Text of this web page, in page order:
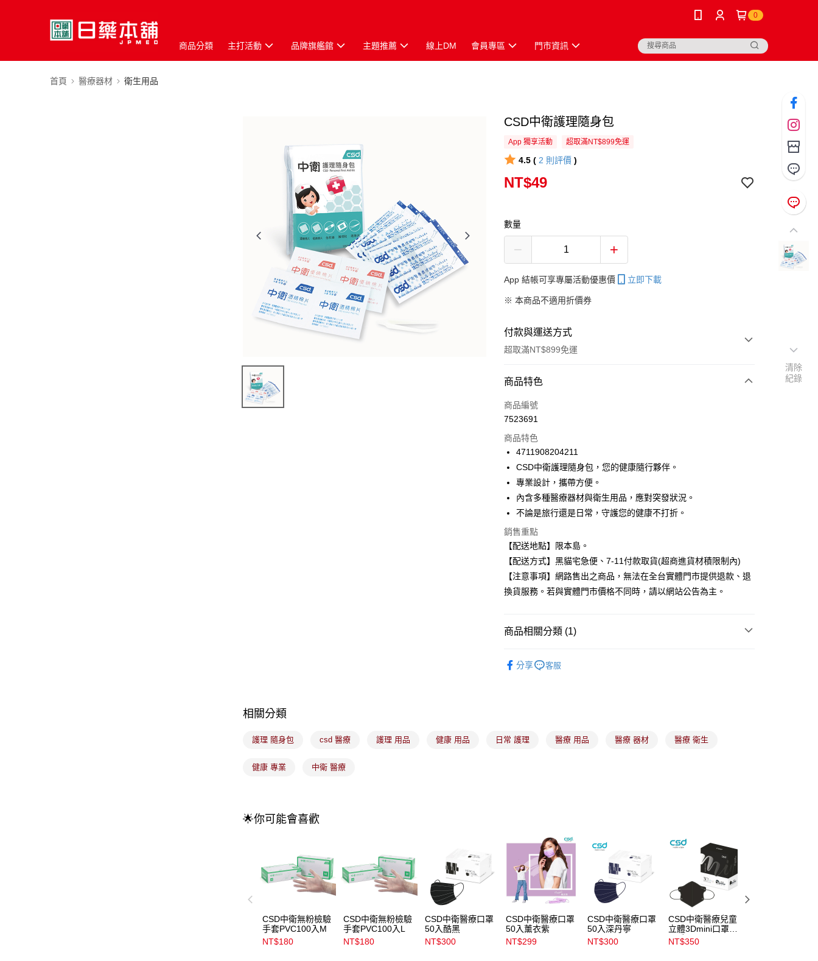
0
商品分類 主打活動 品牌旗艦館 主題推薦 線上DM 會員專區 門市資訊
首頁 醫療器材 衛生用品
CSD中衛護理隨身包
App 獨享活動 超取滿NT$899免運
4.5 ( 2 則評價 )
NT$49
數量
App 結帳可享專屬活動優惠價 立即下載
※ 本商品不適用折價券
付款與運送方式
超取滿NT$899免運
付款方式
信用卡一次付款
LINE Pay
Apple Pay
街口支付
悠遊付
Google Pay
全盈+PAY
大哥付你分期
相關說明
2.付款方式選擇「大哥付你分期」，訂單成立後會自動跳轉到大哥付的交易
3.實際核准額度、可分期數及費用金額請依後續交易確認頁面所載為準。
2.透過簡訊連結打開帳單後，可選擇「超商條碼／台灣大直營門市／銀行轉
用，由本公司與您本人進行分期帳單所需資料之確認、核對及更正。
3.完整用戶服務條款，請詳閱以下連結：
https://oppay.tw/userRule
運送方式
每筆NT$100，滿NT$899(含以上)免運費
每筆NT$100，滿NT$899(含以上)免運費
宅配(離島)
每筆NT$300，滿NT$3,000(含以上)免運費
付款後門市自取
每筆NT$100，滿NT$399(含以上)免運費
商品特色
商品編號
7523691
商品特色
4711908204211
CSD中衛護理隨身包，您的健康隨行夥伴。
專業設計，攜帶方便。
內含多種醫療器材與衛生用品，應對突發狀況。
不論是旅行還是日常，守護您的健康不打折。
銷售重點
【配送地點】限本島。
【配送方式】黑貓宅急便、7-11付款取貨(超商進貨材積限制內)
【注意事項】網路售出之商品，無法在全台實體門市提供退款、退
換貨服務。若與實體門市價格不同時，請以網站公告為主。
商品相關分類 (1)
分享
客服
相關分類
護理 隨身包 csd 醫療 護理 用品 健康 用品 日常 護理 醫療 用品 醫療 器材 醫療 衛生
健康 專業 中衛 醫療
🌟你可能會喜歡
CSD中衛無粉檢驗
手套PVC100入M
NT$180
CSD中衛無粉檢驗
手套PVC100入L
NT$180
CSD中衛醫療口罩
50入酷黑
NT$300
CSD中衛醫療口罩
50入薰衣紫
NT$299
CSD中衛醫療口罩
50入深丹寧
NT$300
CSD中衛醫療兒童
立體3Dmini口罩30
入酷黑
NT$350
清除
紀錄